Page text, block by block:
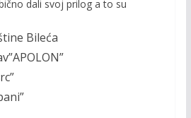
dali svoj prilog a to su
Bileća